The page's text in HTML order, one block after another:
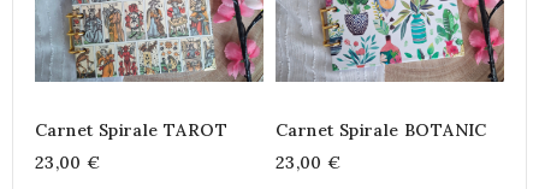
Carnet Spirale TAROT
23,00 €
Carnet Spirale BOTANIC
23,00 €